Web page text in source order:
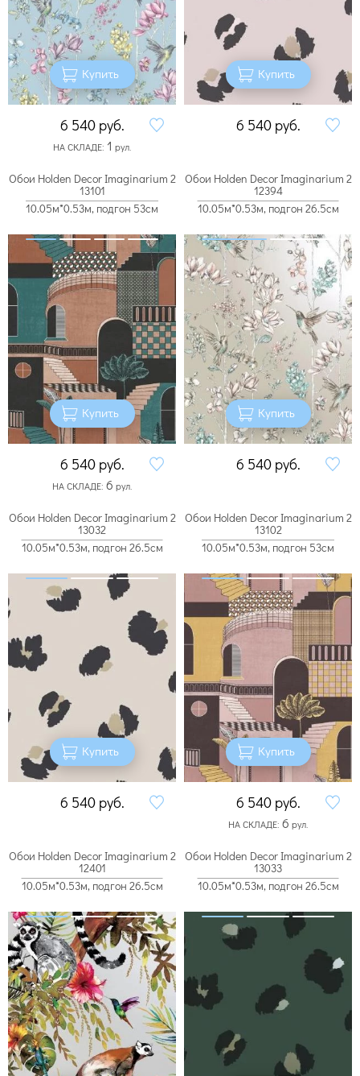
Купить
6 540 руб.
НА СКЛАДЕ: 1 рул.
Купить
6 540 руб.
Обои Holden Decor Imaginarium 2
13101
10.05м*0.53м, подгон 53см
Купить
6 540 руб.
НА СКЛАДЕ: 6 рул.
Обои Holden Decor Imaginarium 2
12394
10.05м*0.53м, подгон 26.5см
Купить
6 540 руб.
Обои Holden Decor Imaginarium 2
13032
10.05м*0.53м, подгон 26.5см
Купить
6 540 руб.
Обои Holden Decor Imaginarium 2
13102
10.05м*0.53м, подгон 53см
Купить
6 540 руб.
НА СКЛАДЕ: 6 рул.
Обои Holden Decor Imaginarium 2
12401
10.05м*0.53м, подгон 26.5см
Обои Holden Decor Imaginarium 2
13033
10.05м*0.53м, подгон 26.5см